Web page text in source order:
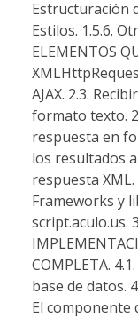
Estructuración
Estilos. 1.5.6.
ELEMENTOS
AJAX. 2.3.
formato texto.
respuesta en
los resultados
respuesta XML.
Frameworks y
script.aculo.us.
COMPLETA.
base de datos.
El componente